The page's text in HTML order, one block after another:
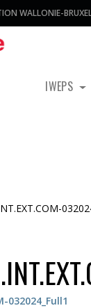
WALLONIE-
IWEPS
032024_Full1